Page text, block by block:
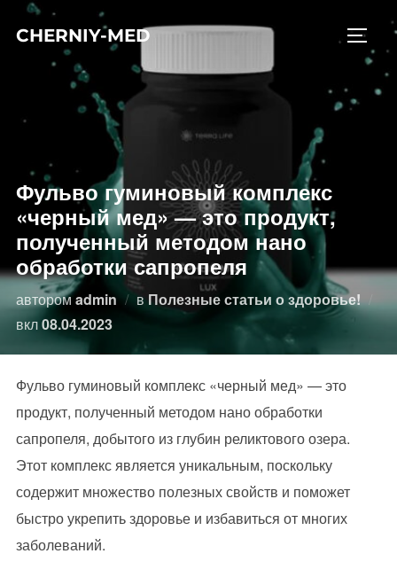
Перейти
содержимому
CHERNIY-MED
Фульво гуминовый комплекс
«черный мед» — это продукт,
полученный методом нано
обработки сапропеля
авторомadmin в Полезные статьи о здоровье!
вклОпубликовано
08.04.2023
Фульво гуминовый комплекс «черный мед» — это
продукт, полученный методом нано обработки
сапропеля, добытого из глубин реликтового озера.
Этот комплекс является уникальным, поскольку
содержит множество полезных свойств и поможет
быстро укрепить здоровье и избавиться от многих
заболеваний.